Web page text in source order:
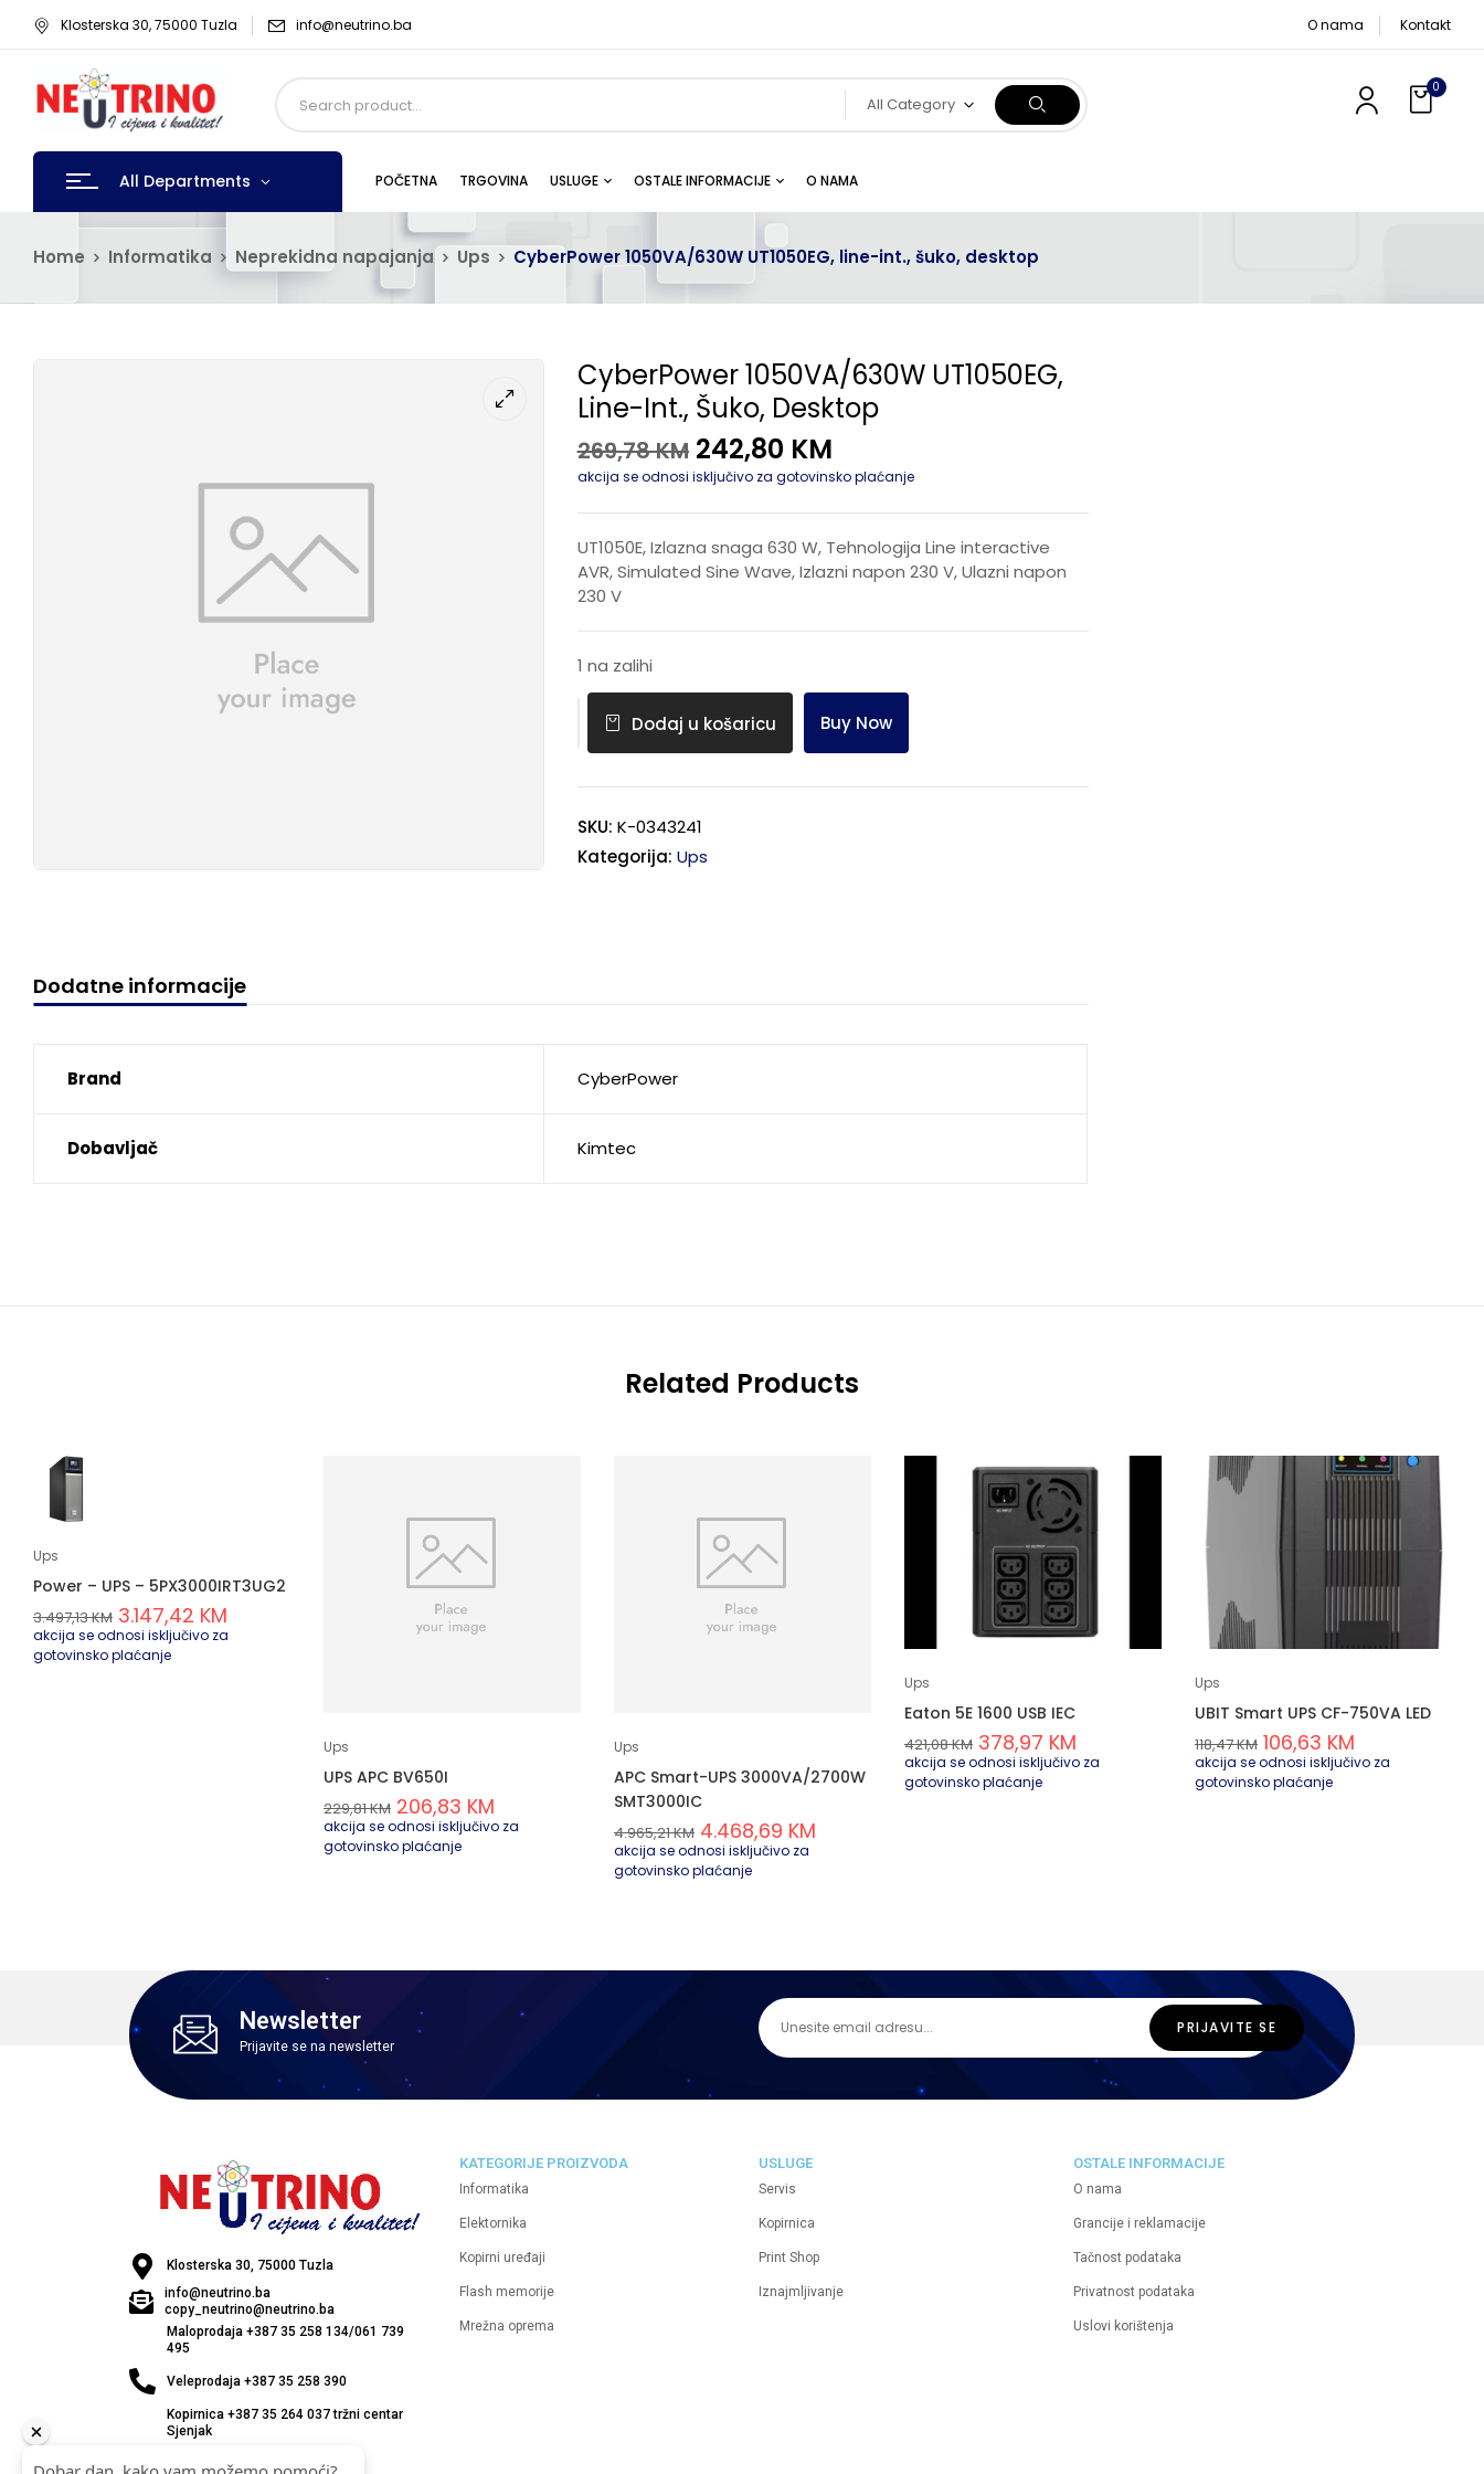
Klosterska 30, 75000 Tuzla info@neutrino.ba O nama Kontakt
All Category
0
All Departments POČETNA TRGOVINA USLUGE OSTALE INFORMACIJE O NAMA
Home Informatika Neprekidna napajanja Ups CyberPower 1050VA/630W UT1050EG, line-int., šuko, desktop
CyberPower 1050VA/630W UT1050EG,
Line-Int., Šuko, Desktop
269,78KM 242,80 KM
akcija se odnosi isključivo za gotovinsko plaćanje
UT1050E, Izlazna snaga 630 W, Tehnologija Line interactive
AVR, Simulated Sine Wave, Izlazni napon 230 V, Ulazni napon
230 V
1 na zalihi
Dodaj u košaricu Buy Now
SKU: K-0343241
Kategorija: Ups
Dodatne informacije
Brand CyberPower
Dobavljač Kimtec
Related Products
Ups
Power – UPS – 5PX3000IRT3UG2
3.497,13KM 3.147,42 KM
akcija se odnosi isključivo za
gotovinsko plaćanje
Ups
UPS APC BV650I
229,81KM 206,83 KM
akcija se odnosi isključivo za
gotovinsko plaćanje
Ups
APC Smart-UPS 3000VA/2700W
SMT3000IC
4.965,21KM 4.468,69 KM
akcija se odnosi isključivo za
gotovinsko plaćanje
Ups
Eaton 5E 1600 USB IEC
421,08KM 378,97 KM
akcija se odnosi isključivo za
gotovinsko plaćanje
Ups
UBIT Smart UPS CF-750VA LED
118,47KM 106,63 KM
akcija se odnosi isključivo za
gotovinsko plaćanje
Newsletter
Prijavite se na newsletter
Klosterska 30, 75000 Tuzla
info@neutrino.ba
copy_neutrino@neutrino.ba
Maloprodaja +387 35 258 134/061 739
495
Veleprodaja +387 35 258 390
Kopirnica +387 35 264 037 tržni centar
Sjenjak
KATEGORIJE PROIZVODA
Informatika
Elektornika
Kopirni uređaji
Flash memorije
Mrežna oprema
USLUGE
Servis
Kopirnica
Print Shop
Iznajmljivanje
OSTALE INFORMACIJE
O nama
Grancije i reklamacije
Tačnost podataka
Privatnost podataka
Uslovi korištenja